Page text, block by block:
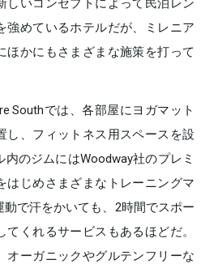
強めているホテルだが、ミレニア
ほかにもさまざまな施策を打って
Southでは、各部屋にヨガマット
し、フィットネス用スペースを設
のジムにはWoodway社のプレミ
はじめさまざまなトレーニングマ
で汗をかいても、2時間でスポー
くれるサービスもあるほどだ。
オーガニックやグルテンフリーな